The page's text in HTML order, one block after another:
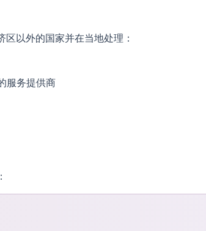
以外的国家并在当地处理：
服务提供商